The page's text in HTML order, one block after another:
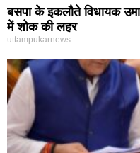
बसपा के इकलौते विधायक
में शोक की लहर
uttampukarnews